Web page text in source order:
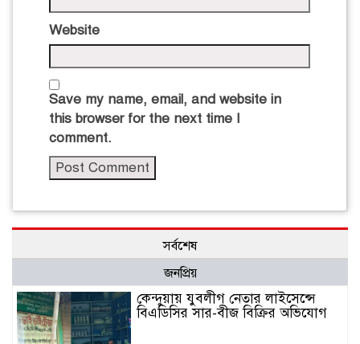
Website
Save my name, email, and website in
this browser for the next time I
comment.
সর্বশেষ
জনপ্রিয়
কেন্দুয়ায় যুবলীগ নেতার লাইসেন্সে
বিএডিসির সার-বীজ বিক্রির অভিযোগ